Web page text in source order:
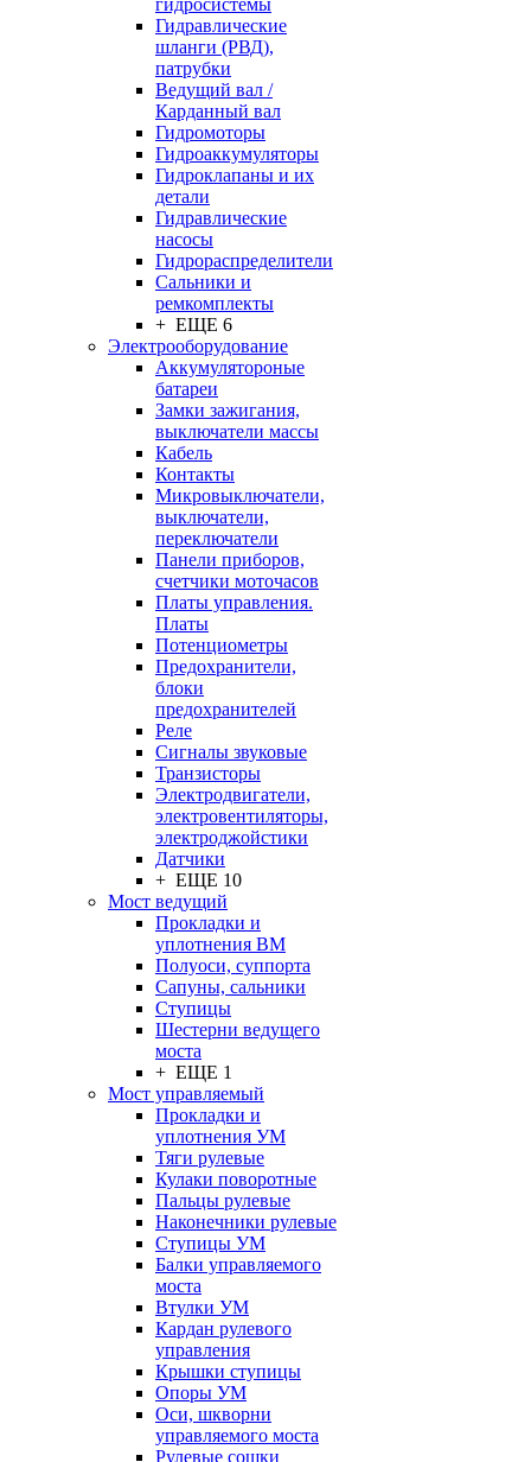
гидросистемы
Гидравлические
шланги (РВД),
патрубки
Ведущий вал /
Карданный вал
Гидромоторы
Гидроаккумуляторы
Гидроклапаны и их
детали
Гидравлические
насосы
Гидрораспределители
Сальники и
ремкомплекты
+ ЕЩЕ 6
Электрооборудование
Аккумулятороные
батареи
Замки зажигания,
выключатели массы
Кабель
Контакты
Микровыключатели,
выключатели,
переключатели
Панели приборов,
счетчики моточасов
Платы управления.
Платы
Потенциометры
Предохранители,
блоки
предохранителей
Реле
Сигналы звуковые
Транзисторы
Электродвигатели,
электровентиляторы,
электроджойстики
Датчики
+ ЕЩЕ 10
Мост ведущий
Прокладки и
уплотнения ВМ
Полуоси, суппорта
Сапуны, сальники
Ступицы
Шестерни ведущего
моста
+ ЕЩЕ 1
Мост управляемый
Прокладки и
уплотнения УМ
Тяги рулевые
Кулаки поворотные
Пальцы рулевые
Наконечники рулевые
Ступицы УМ
Балки управляемого
моста
Втулки УМ
Кардан рулевого
управления
Крышки ступицы
Опоры УМ
Оси, шкворни
управляемого моста
Рулевые сошки